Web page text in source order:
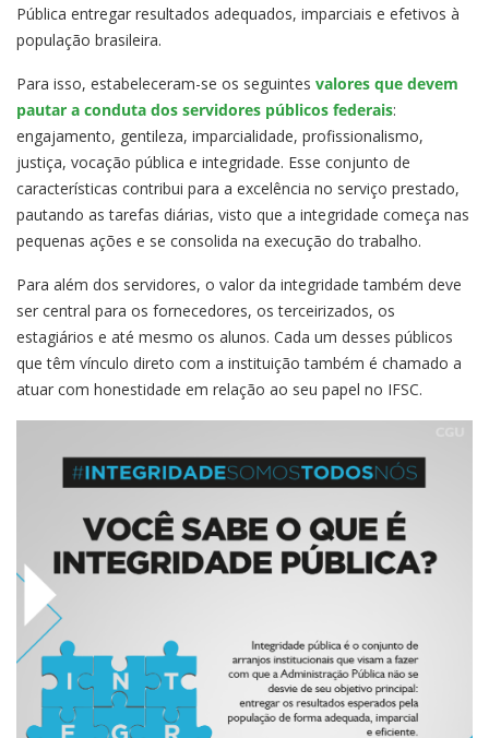
Pública entregar resultados adequados, imparciais e efetivos à
população brasileira.
Para isso, estabeleceram-se os seguintes valores que devem
pautar a conduta dos servidores públicos federais:
engajamento, gentileza, imparcialidade, profissionalismo,
justiça, vocação pública e integridade. Esse conjunto de
características contribui para a excelência no serviço prestado,
pautando as tarefas diárias, visto que a integridade começa nas
pequenas ações e se consolida na execução do trabalho.
Para além dos servidores, o valor da integridade também deve
ser central para os fornecedores, os terceirizados, os
estagiários e até mesmo os alunos. Cada um desses públicos
que têm vínculo direto com a instituição também é chamado a
atuar com honestidade em relação ao seu papel no IFSC.